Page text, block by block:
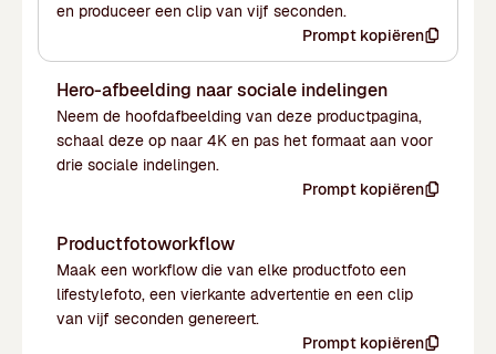
en produceer een clip van vijf seconden.
Prompt kopiëren
Hero-afbeelding naar sociale indelingen
Neem de hoofdafbeelding van deze productpagina,
schaal deze op naar 4K en pas het formaat aan voor
drie sociale indelingen.
Prompt kopiëren
Productfotoworkflow
Maak een workflow die van elke productfoto een
lifestylefoto, een vierkante advertentie en een clip
van vijf seconden genereert.
Prompt kopiëren